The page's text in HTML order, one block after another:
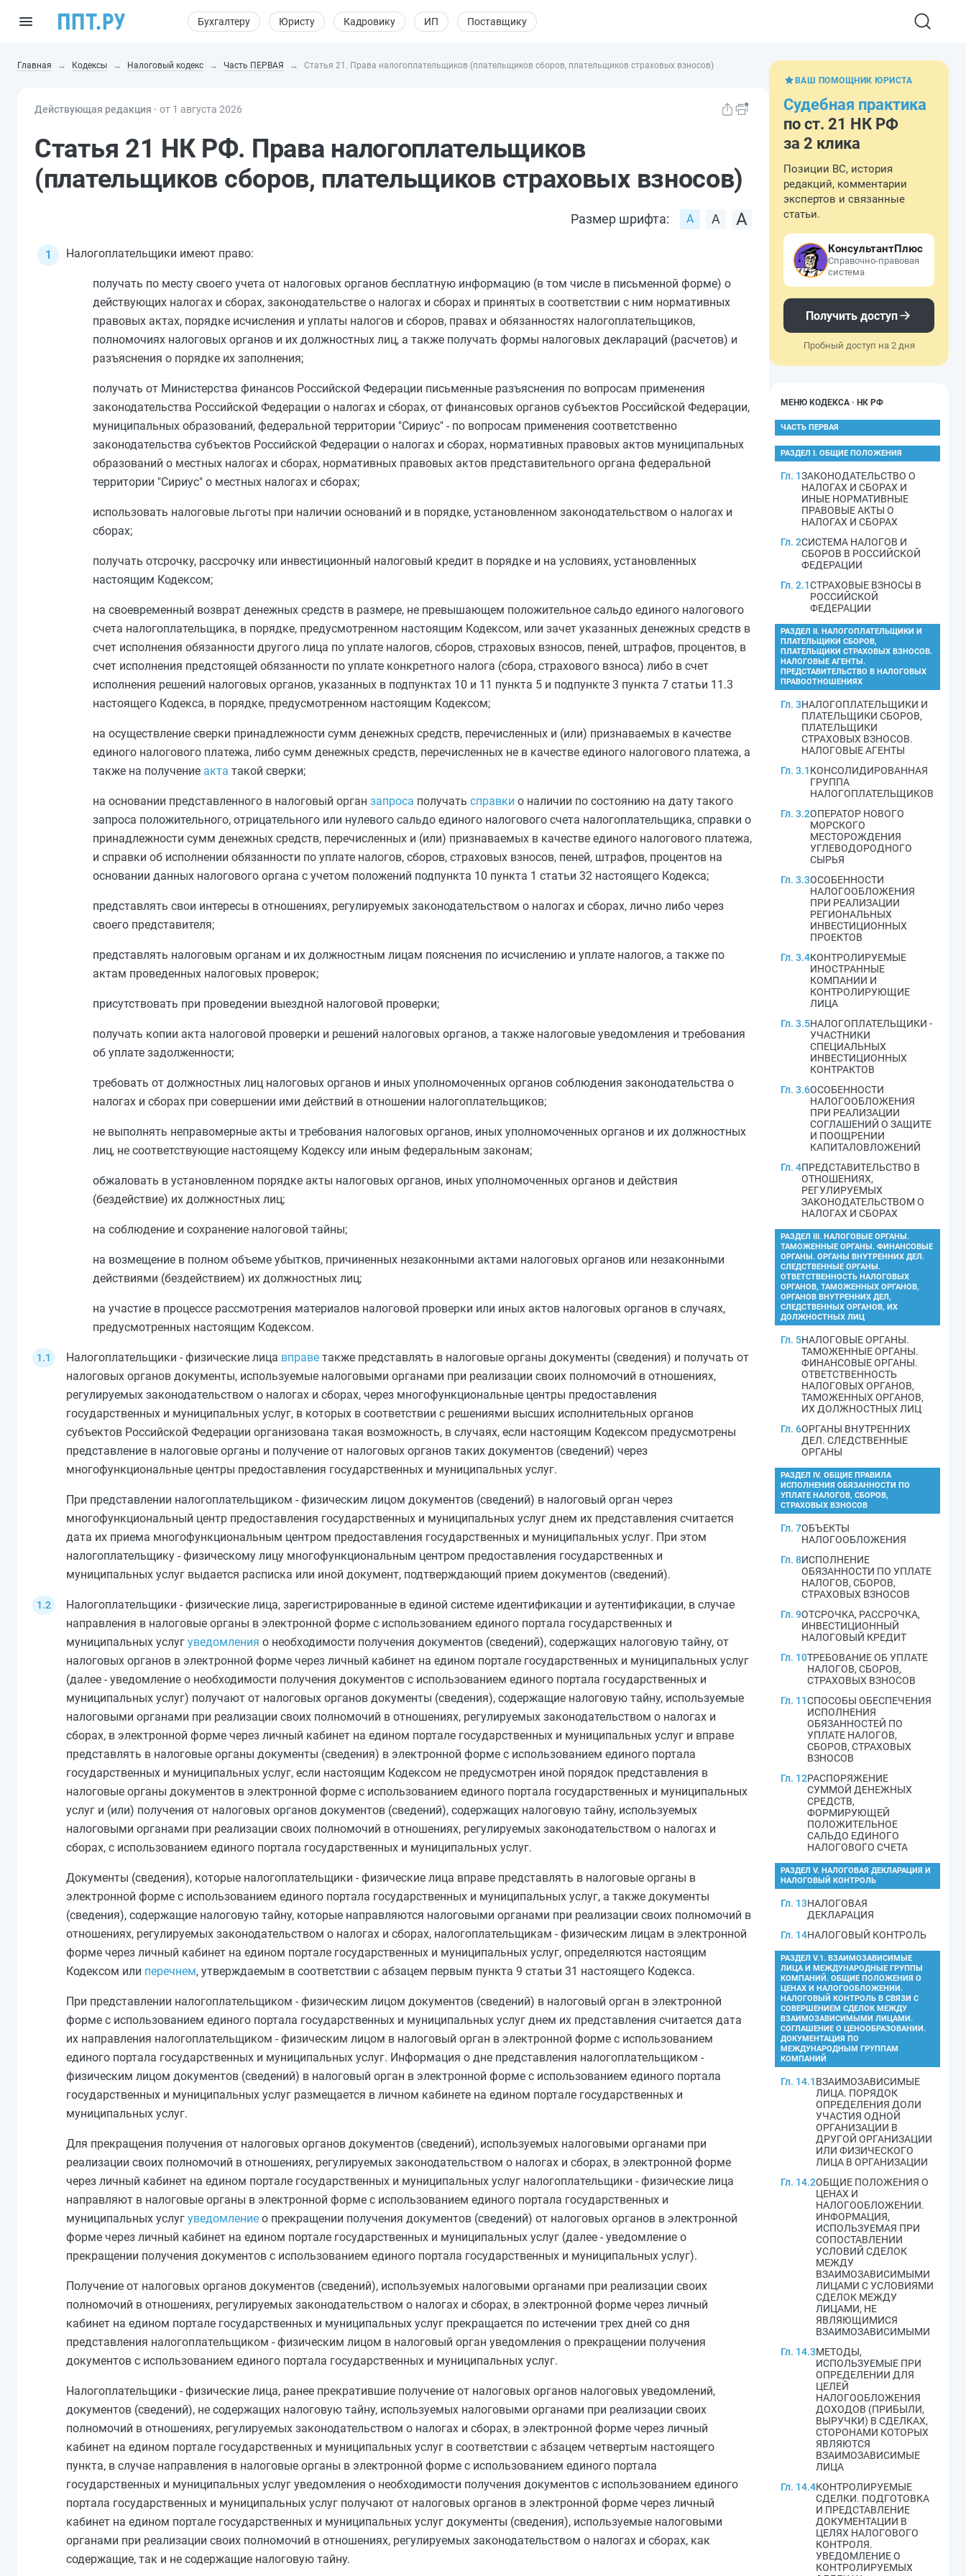
Бухгалтеру Юристу Кадровику ИП Поставщику
Главная Кодексы Налоговый кодекс Часть ПЕРВАЯ Статья 21. Права налогоплательщиков (плательщиков сборов, плательщиков страховых взносов)
Действующая редакция ⸱ от 1 августа 2026
Статья 21 НК РФ. Права налогоплательщиков
(плательщиков сборов, плательщиков страховых взносов)
Размер шрифта:
Налогоплательщики имеют право:
получать по месту своего учета от налоговых органов бесплатную информацию (в том числе в письменной форме) о
действующих налогах и сборах, законодательстве о налогах и сборах и принятых в соответствии с ним нормативных
правовых актах, порядке исчисления и уплаты налогов и сборов, правах и обязанностях налогоплательщиков,
полномочиях налоговых органов и их должностных лиц, а также получать формы налоговых деклараций (расчетов) и
разъяснения о порядке их заполнения;
получать от Министерства финансов Российской Федерации письменные разъяснения по вопросам применения
законодательства Российской Федерации о налогах и сборах, от финансовых органов субъектов Российской Федерации,
муниципальных образований, федеральной территории "Сириус" - по вопросам применения соответственно
законодательства субъектов Российской Федерации о налогах и сборах, нормативных правовых актов муниципальных
образований о местных налогах и сборах, нормативных правовых актов представительного органа федеральной
территории "Сириус" о местных налогах и сборах;
использовать налоговые льготы при наличии оснований и в порядке, установленном законодательством о налогах и
сборах;
получать отсрочку, рассрочку или инвестиционный налоговый кредит в порядке и на условиях, установленных
настоящим Кодексом;
на своевременный возврат денежных средств в размере, не превышающем положительное сальдо единого налогового
счета налогоплательщика, в порядке, предусмотренном настоящим Кодексом, или зачет указанных денежных средств в
счет исполнения обязанности другого лица по уплате налогов, сборов, страховых взносов, пеней, штрафов, процентов, в
счет исполнения предстоящей обязанности по уплате конкретного налога (сбора, страхового взноса) либо в счет
исполнения решений налоговых органов, указанных в подпунктах 10 и 11 пункта 5 и подпункте 3 пункта 7 статьи 11.3
настоящего Кодекса, в порядке, предусмотренном настоящим Кодексом;
на осуществление сверки принадлежности сумм денежных средств, перечисленных и (или) признаваемых в качестве
единого налогового платежа, либо сумм денежных средств, перечисленных не в качестве единого налогового платежа, а
также на получение акта такой сверки;
на основании представленного в налоговый орган запроса получать справки о наличии по состоянию на дату такого
запроса положительного, отрицательного или нулевого сальдо единого налогового счета налогоплательщика, справки о
принадлежности сумм денежных средств, перечисленных и (или) признаваемых в качестве единого налогового платежа,
и справки об исполнении обязанности по уплате налогов, сборов, страховых взносов, пеней, штрафов, процентов на
основании данных налогового органа с учетом положений подпункта 10 пункта 1 статьи 32 настоящего Кодекса;
представлять свои интересы в отношениях, регулируемых законодательством о налогах и сборах, лично либо через
своего представителя;
представлять налоговым органам и их должностным лицам пояснения по исчислению и уплате налогов, а также по
актам проведенных налоговых проверок;
присутствовать при проведении выездной налоговой проверки;
получать копии акта налоговой проверки и решений налоговых органов, а также налоговые уведомления и требования
об уплате задолженности;
требовать от должностных лиц налоговых органов и иных уполномоченных органов соблюдения законодательства о
налогах и сборах при совершении ими действий в отношении налогоплательщиков;
не выполнять неправомерные акты и требования налоговых органов, иных уполномоченных органов и их должностных
лиц, не соответствующие настоящему Кодексу или иным федеральным законам;
обжаловать в установленном порядке акты налоговых органов, иных уполномоченных органов и действия
(бездействие) их должностных лиц;
на соблюдение и сохранение налоговой тайны;
на возмещение в полном объеме убытков, причиненных незаконными актами налоговых органов или незаконными
действиями (бездействием) их должностных лиц;
на участие в процессе рассмотрения материалов налоговой проверки или иных актов налоговых органов в случаях,
предусмотренных настоящим Кодексом.
Налогоплательщики - физические лица вправе также представлять в налоговые органы документы (сведения) и получать от
налоговых органов документы, используемые налоговыми органами при реализации своих полномочий в отношениях,
регулируемых законодательством о налогах и сборах, через многофункциональные центры предоставления
государственных и муниципальных услуг, в которых в соответствии с решениями высших исполнительных органов
субъектов Российской Федерации организована такая возможность, в случаях, если настоящим Кодексом предусмотрены
представление в налоговые органы и получение от налоговых органов таких документов (сведений) через
многофункциональные центры предоставления государственных и муниципальных услуг.
При представлении налогоплательщиком - физическим лицом документов (сведений) в налоговый орган через
многофункциональный центр предоставления государственных и муниципальных услуг днем их представления считается
дата их приема многофункциональным центром предоставления государственных и муниципальных услуг. При этом
налогоплательщику - физическому лицу многофункциональным центром предоставления государственных и
муниципальных услуг выдается расписка или иной документ, подтверждающий прием документов (сведений).
Налогоплательщики - физические лица, зарегистрированные в единой системе идентификации и аутентификации, в случае
направления в налоговые органы в электронной форме с использованием единого портала государственных и
муниципальных услуг уведомления о необходимости получения документов (сведений), содержащих налоговую тайну, от
налоговых органов в электронной форме через личный кабинет на едином портале государственных и муниципальных услуг
(далее - уведомление о необходимости получения документов с использованием единого портала государственных и
муниципальных услуг) получают от налоговых органов документы (сведения), содержащие налоговую тайну, используемые
налоговыми органами при реализации своих полномочий в отношениях, регулируемых законодательством о налогах и
сборах, в электронной форме через личный кабинет на едином портале государственных и муниципальных услуг и вправе
представлять в налоговые органы документы (сведения) в электронной форме с использованием единого портала
государственных и муниципальных услуг, если настоящим Кодексом не предусмотрен иной порядок представления в
налоговые органы документов в электронной форме с использованием единого портала государственных и муниципальных
услуг и (или) получения от налоговых органов документов (сведений), содержащих налоговую тайну, используемых
налоговыми органами при реализации своих полномочий в отношениях, регулируемых законодательством о налогах и
сборах, с использованием единого портала государственных и муниципальных услуг.
Документы (сведения), которые налогоплательщики - физические лица вправе представлять в налоговые органы в
электронной форме с использованием единого портала государственных и муниципальных услуг, а также документы
(сведения), содержащие налоговую тайну, которые направляются налоговыми органами при реализации своих полномочий в
отношениях, регулируемых законодательством о налогах и сборах, налогоплательщикам - физическим лицам в электронной
форме через личный кабинет на едином портале государственных и муниципальных услуг, определяются настоящим
Кодексом или перечнем, утверждаемым в соответствии с абзацем первым пункта 9 статьи 31 настоящего Кодекса.
При представлении налогоплательщиком - физическим лицом документов (сведений) в налоговый орган в электронной
форме с использованием единого портала государственных и муниципальных услуг днем их представления считается дата
их направления налогоплательщиком - физическим лицом в налоговый орган в электронной форме с использованием
единого портала государственных и муниципальных услуг. Информация о дне представления налогоплательщиком -
физическим лицом документов (сведений) в налоговый орган в электронной форме с использованием единого портала
государственных и муниципальных услуг размещается в личном кабинете на едином портале государственных и
муниципальных услуг.
Для прекращения получения от налоговых органов документов (сведений), используемых налоговыми органами при
реализации своих полномочий в отношениях, регулируемых законодательством о налогах и сборах, в электронной форме
через личный кабинет на едином портале государственных и муниципальных услуг налогоплательщики - физические лица
направляют в налоговые органы в электронной форме с использованием единого портала государственных и
муниципальных услуг уведомление о прекращении получения документов (сведений) от налоговых органов в электронной
форме через личный кабинет на едином портале государственных и муниципальных услуг (далее - уведомление о
прекращении получения документов с использованием единого портала государственных и муниципальных услуг).
Получение от налоговых органов документов (сведений), используемых налоговыми органами при реализации своих
полномочий в отношениях, регулируемых законодательством о налогах и сборах, в электронной форме через личный
кабинет на едином портале государственных и муниципальных услуг прекращается по истечении трех дней со дня
представления налогоплательщиком - физическим лицом в налоговый орган уведомления о прекращении получения
документов с использованием единого портала государственных и муниципальных услуг.
Налогоплательщики - физические лица, ранее прекратившие получение от налоговых органов налоговых уведомлений,
документов (сведений), не содержащих налоговую тайну, используемых налоговыми органами при реализации своих
полномочий в отношениях, регулируемых законодательством о налогах и сборах, в электронной форме через личный
кабинет на едином портале государственных и муниципальных услуг в соответствии с абзацем четвертым настоящего
пункта, в случае направления в налоговые органы в электронной форме с использованием единого портала
государственных и муниципальных услуг уведомления о необходимости получения документов с использованием единого
портала государственных и муниципальных услуг получают от налоговых органов в электронной форме через личный
кабинет на едином портале государственных и муниципальных услуг документы (сведения), используемые налоговыми
органами при реализации своих полномочий в отношениях, регулируемых законодательством о налогах и сборах, как
содержащие, так и не содержащие налоговую тайну.
ВАШ ПОМОЩНИК ЮРИСТА
Судебная практика
по ст. 21 НК РФ
за 2 клика
Позиции ВС, история
редакций, комментарии
экспертов и связанные
статьи.
КонсультантПлюс
Справочно-правовая
система
Получить доступ
Пробный доступ на 2 дня
МЕНЮ КОДЕКСА · НК РФ
ЧАСТЬ ПЕРВАЯ
РАЗДЕЛ I. ОБЩИЕ ПОЛОЖЕНИЯ
Гл. 1ЗАКОНОДАТЕЛЬСТВО О
НАЛОГАХ И СБОРАХ И
ИНЫЕ НОРМАТИВНЫЕ
ПРАВОВЫЕ АКТЫ О
НАЛОГАХ И СБОРАХ
Гл. 2СИСТЕМА НАЛОГОВ И
СБОРОВ В РОССИЙСКОЙ
ФЕДЕРАЦИИ
Гл. 2.1СТРАХОВЫЕ ВЗНОСЫ В
РОССИЙСКОЙ
ФЕДЕРАЦИИ
РАЗДЕЛ II. НАЛОГОПЛАТЕЛЬЩИКИ И
ПЛАТЕЛЬЩИКИ СБОРОВ,
ПЛАТЕЛЬЩИКИ СТРАХОВЫХ ВЗНОСОВ.
НАЛОГОВЫЕ АГЕНТЫ.
ПРЕДСТАВИТЕЛЬСТВО В НАЛОГОВЫХ
ПРАВООТНОШЕНИЯХ
Гл. 3НАЛОГОПЛАТЕЛЬЩИКИ И
ПЛАТЕЛЬЩИКИ СБОРОВ,
ПЛАТЕЛЬЩИКИ
СТРАХОВЫХ ВЗНОСОВ.
НАЛОГОВЫЕ АГЕНТЫ
Гл. 3.1КОНСОЛИДИРОВАННАЯ
ГРУППА
НАЛОГОПЛАТЕЛЬЩИКОВ
Гл. 3.2ОПЕРАТОР НОВОГО
МОРСКОГО
МЕСТОРОЖДЕНИЯ
УГЛЕВОДОРОДНОГО
СЫРЬЯ
Гл. 3.3ОСОБЕННОСТИ
НАЛОГООБЛОЖЕНИЯ
ПРИ РЕАЛИЗАЦИИ
РЕГИОНАЛЬНЫХ
ИНВЕСТИЦИОННЫХ
ПРОЕКТОВ
Гл. 3.4КОНТРОЛИРУЕМЫЕ
ИНОСТРАННЫЕ
КОМПАНИИ И
КОНТРОЛИРУЮЩИЕ
ЛИЦА
Гл. 3.5НАЛОГОПЛАТЕЛЬЩИКИ -
УЧАСТНИКИ
СПЕЦИАЛЬНЫХ
ИНВЕСТИЦИОННЫХ
КОНТРАКТОВ
Гл. 3.6ОСОБЕННОСТИ
НАЛОГООБЛОЖЕНИЯ
ПРИ РЕАЛИЗАЦИИ
СОГЛАШЕНИЙ О ЗАЩИТЕ
И ПООЩРЕНИИ
КАПИТАЛОВЛОЖЕНИЙ
Гл. 4ПРЕДСТАВИТЕЛЬСТВО В
ОТНОШЕНИЯХ,
РЕГУЛИРУЕМЫХ
ЗАКОНОДАТЕЛЬСТВОМ О
НАЛОГАХ И СБОРАХ
РАЗДЕЛ III. НАЛОГОВЫЕ ОРГАНЫ.
ТАМОЖЕННЫЕ ОРГАНЫ. ФИНАНСОВЫЕ
ОРГАНЫ. ОРГАНЫ ВНУТРЕННИХ ДЕЛ.
СЛЕДСТВЕННЫЕ ОРГАНЫ.
ОТВЕТСТВЕННОСТЬ НАЛОГОВЫХ
ОРГАНОВ, ТАМОЖЕННЫХ ОРГАНОВ,
ОРГАНОВ ВНУТРЕННИХ ДЕЛ,
СЛЕДСТВЕННЫХ ОРГАНОВ, ИХ
ДОЛЖНОСТНЫХ ЛИЦ
Гл. 5НАЛОГОВЫЕ ОРГАНЫ.
ТАМОЖЕННЫЕ ОРГАНЫ.
ФИНАНСОВЫЕ ОРГАНЫ.
ОТВЕТСТВЕННОСТЬ
НАЛОГОВЫХ ОРГАНОВ,
ТАМОЖЕННЫХ ОРГАНОВ,
ИХ ДОЛЖНОСТНЫХ ЛИЦ
Гл. 6ОРГАНЫ ВНУТРЕННИХ
ДЕЛ. СЛЕДСТВЕННЫЕ
ОРГАНЫ
РАЗДЕЛ IV. ОБЩИЕ ПРАВИЛА
ИСПОЛНЕНИЯ ОБЯЗАННОСТИ ПО
УПЛАТЕ НАЛОГОВ, СБОРОВ,
СТРАХОВЫХ ВЗНОСОВ
Гл. 7ОБЪЕКТЫ
НАЛОГООБЛОЖЕНИЯ
Гл. 8ИСПОЛНЕНИЕ
ОБЯЗАННОСТИ ПО УПЛАТЕ
НАЛОГОВ, СБОРОВ,
СТРАХОВЫХ ВЗНОСОВ
Гл. 9ОТСРОЧКА, РАССРОЧКА,
ИНВЕСТИЦИОННЫЙ
НАЛОГОВЫЙ КРЕДИТ
Гл. 10ТРЕБОВАНИЕ ОБ УПЛАТЕ
НАЛОГОВ, СБОРОВ,
СТРАХОВЫХ ВЗНОСОВ
Гл. 11СПОСОБЫ ОБЕСПЕЧЕНИЯ
ИСПОЛНЕНИЯ
ОБЯЗАННОСТЕЙ ПО
УПЛАТЕ НАЛОГОВ,
СБОРОВ, СТРАХОВЫХ
ВЗНОСОВ
Гл. 12РАСПОРЯЖЕНИЕ
СУММОЙ ДЕНЕЖНЫХ
СРЕДСТВ,
ФОРМИРУЮЩЕЙ
ПОЛОЖИТЕЛЬНОЕ
САЛЬДО ЕДИНОГО
НАЛОГОВОГО СЧЕТА
РАЗДЕЛ V. НАЛОГОВАЯ ДЕКЛАРАЦИЯ И
НАЛОГОВЫЙ КОНТРОЛЬ
Гл. 13НАЛОГОВАЯ
ДЕКЛАРАЦИЯ
Гл. 14НАЛОГОВЫЙ КОНТРОЛЬ
РАЗДЕЛ V.1. ВЗАИМОЗАВИСИМЫЕ
ЛИЦА И МЕЖДУНАРОДНЫЕ ГРУППЫ
КОМПАНИЙ. ОБЩИЕ ПОЛОЖЕНИЯ О
ЦЕНАХ И НАЛОГООБЛОЖЕНИИ.
НАЛОГОВЫЙ КОНТРОЛЬ В СВЯЗИ С
СОВЕРШЕНИЕМ СДЕЛОК МЕЖДУ
ВЗАИМОЗАВИСИМЫМИ ЛИЦАМИ.
СОГЛАШЕНИЕ О ЦЕНООБРАЗОВАНИИ.
ДОКУМЕНТАЦИЯ ПО
МЕЖДУНАРОДНЫМ ГРУППАМ
КОМПАНИЙ
Гл. 14.1ВЗАИМОЗАВИСИМЫЕ
ЛИЦА. ПОРЯДОК
ОПРЕДЕЛЕНИЯ ДОЛИ
УЧАСТИЯ ОДНОЙ
ОРГАНИЗАЦИИ В
ДРУГОЙ ОРГАНИЗАЦИИ
ИЛИ ФИЗИЧЕСКОГО
ЛИЦА В ОРГАНИЗАЦИИ
Гл. 14.2ОБЩИЕ ПОЛОЖЕНИЯ О
ЦЕНАХ И
НАЛОГООБЛОЖЕНИИ.
ИНФОРМАЦИЯ,
ИСПОЛЬЗУЕМАЯ ПРИ
СОПОСТАВЛЕНИИ
УСЛОВИЙ СДЕЛОК
МЕЖДУ
ВЗАИМОЗАВИСИМЫМИ
ЛИЦАМИ С УСЛОВИЯМИ
СДЕЛОК МЕЖДУ
ЛИЦАМИ, НЕ
ЯВЛЯЮЩИМИСЯ
ВЗАИМОЗАВИСИМЫМИ
Гл. 14.3МЕТОДЫ,
ИСПОЛЬЗУЕМЫЕ ПРИ
ОПРЕДЕЛЕНИИ ДЛЯ
ЦЕЛЕЙ
НАЛОГООБЛОЖЕНИЯ
ДОХОДОВ (ПРИБЫЛИ,
ВЫРУЧКИ) В СДЕЛКАХ,
СТОРОНАМИ КОТОРЫХ
ЯВЛЯЮТСЯ
ВЗАИМОЗАВИСИМЫЕ
ЛИЦА
Гл. 14.4КОНТРОЛИРУЕМЫЕ
СДЕЛКИ. ПОДГОТОВКА
И ПРЕДСТАВЛЕНИЕ
ДОКУМЕНТАЦИИ В
ЦЕЛЯХ НАЛОГОВОГО
КОНТРОЛЯ.
УВЕДОМЛЕНИЕ О
КОНТРОЛИРУЕМЫХ